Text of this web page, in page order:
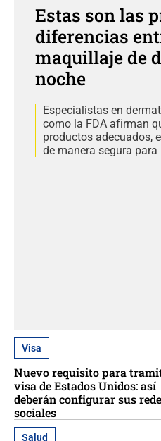
Estas son las
diferencias
maquillaje de
noche
Especialistas en
como la FDA afirman
productos adecuados,
de manera segura para
Visa
Nuevo requisito para
visa de Estados Unidos: así
deberán configurar sus
sociales
Salud